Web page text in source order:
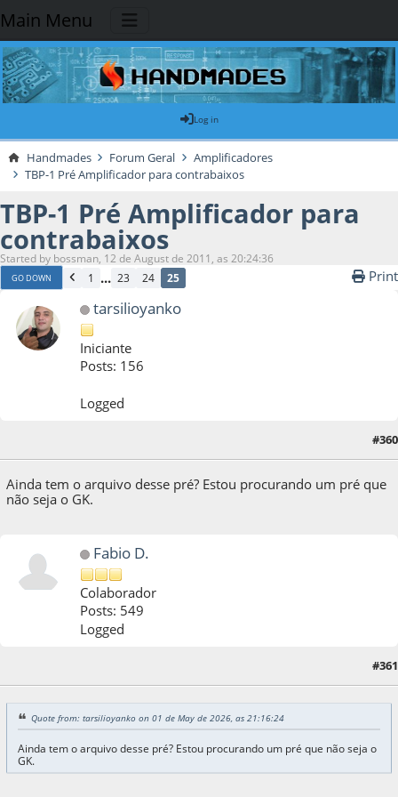
Main Menu
Log in
Handmades Forum Geral
Amplificadores
TBP-1 Pré Amplificador para contrabaixos
TBP-1 Pré Amplificador para
contrabaixos
Started by bossman, 12 de August de 2011, as 20:24:36
GO DOWN 1 ... 23 24 25 Print
tarsilioyanko
Iniciante
Posts: 156
Logged
#360
Ainda tem o arquivo desse pré? Estou procurando um pré que
não seja o GK.
Fabio D.
Colaborador
Posts: 549
Logged
#361
Quote from: tarsilioyanko on 01 de May de 2026, as 21:16:24
Ainda tem o arquivo desse pré? Estou procurando um pré que não seja o
GK.